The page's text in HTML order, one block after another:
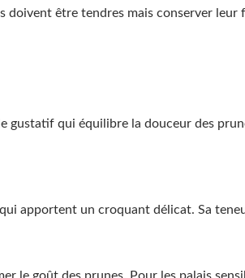
doivent être tendres mais conserver leur
gustatif qui équilibre la douceur des
apportent un croquant délicat. Sa